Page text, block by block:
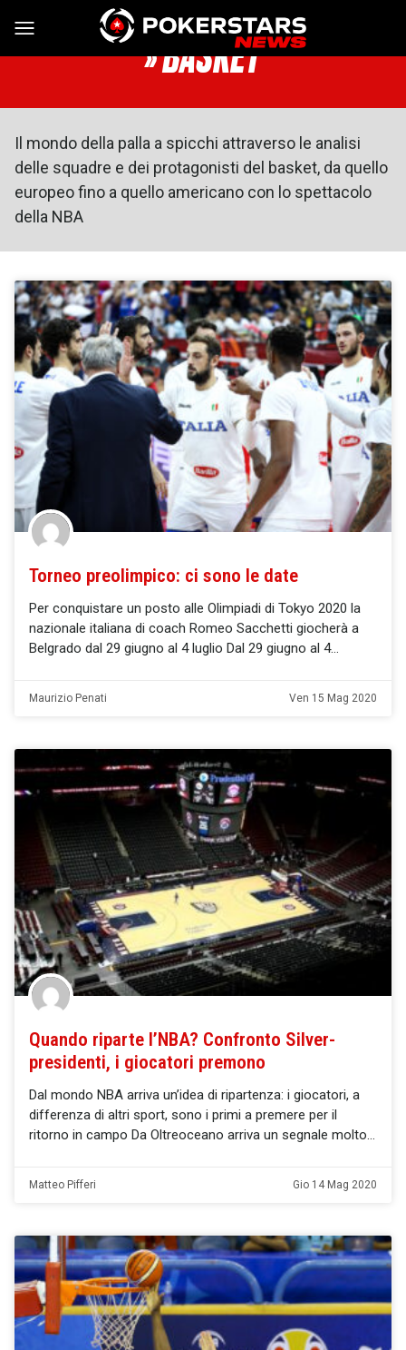
Vai al contenuto
» BASKET
Il mondo della palla a spicchi attraverso le analisi
delle squadre e dei protagonisti del basket, da quello
europeo fino a quello americano con lo spettacolo
della NBA
Torneo preolimpico: ci sono le date
Per conquistare un posto alle Olimpiadi di Tokyo 2020 la
nazionale italiana di coach Romeo Sacchetti giocherà a
Belgrado dal 29 giugno al 4 luglio Dal 29 giugno al 4
Maurizio Penati Ven 15 Mag 2020
Quando riparte l’NBA? Confronto Silver-
presidenti, i giocatori premono
Dal mondo NBA arriva un’idea di ripartenza: i giocatori, a
differenza di altri sport, sono i primi a premere per il
ritorno in campo Da Oltreoceano arriva un segnale molto
Matteo Pifferi Gio 14 Mag 2020